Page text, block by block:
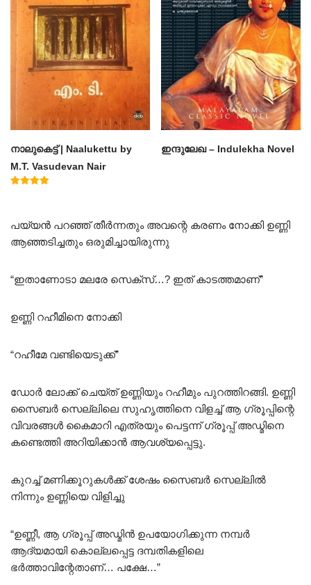
നാലുകെട്ട് | Naalukettu by
M.T. Vasudevan Nair
ഇന്ദുലേഖ – Indulekha Novel
പയ്യൻ പറഞ്ഞ് തീർന്നതും അവന്റെ കരണം നോക്കി ഉണ്ണി
ആഞ്ഞടിച്ചതും ഒരുമിച്ചായിരുന്നു
“ഇതാണോടാ മലരേ സെക്സ്…? ഇത് കാടത്തമാണ്”
ഉണ്ണി റഹീമിനെ നോക്കി
“റഹീമേ വണ്ടിയെടുക്ക്”
ഡോർ ലോക്ക് ചെയ്ത് ഉണ്ണിയും റഹീമും പുറത്തിറങ്ങി. ഉണ്ണി
സൈബർ സെല്ലിലെ സുഹൃത്തിനെ വിളച്ച് ആ ഗ്രൂപ്പിന്റെ
വിവരങ്ങൾ കൈമാറി എത്രയും പെട്ടന്ന് ഗ്രൂപ്പ്‌ അഡ്മിനെ
കണ്ടെത്തി അറിയിക്കാൻ ആവശ്യപ്പെട്ടു.
കുറച്ച് മണിക്കൂറുകൾക്ക് ശേഷം സൈബർ സെല്ലിൽ
നിന്നും ഉണ്ണിയെ വിളിച്ചു
“ഉണ്ണീ, ആ ഗ്രൂപ്പ്‌ അഡ്മിൻ ഉപയോഗിക്കുന്ന നമ്പർ
ആദ്യമായി കൊല്ലപ്പെട്ട ദമ്പതികളിലെ
ഭർത്താവിന്റേതാണ്… പക്ഷേ…”